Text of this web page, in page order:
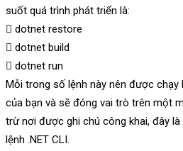
suốt quá trình phát triển là:
 dotnet restore
 dotnet build
 dotnet run
Mỗi trong số lệnh này nên được
của bạn và sẽ đóng vai trò trên một
trừ nơi được ghi chú công khai, đây
lệnh .NET CLI.